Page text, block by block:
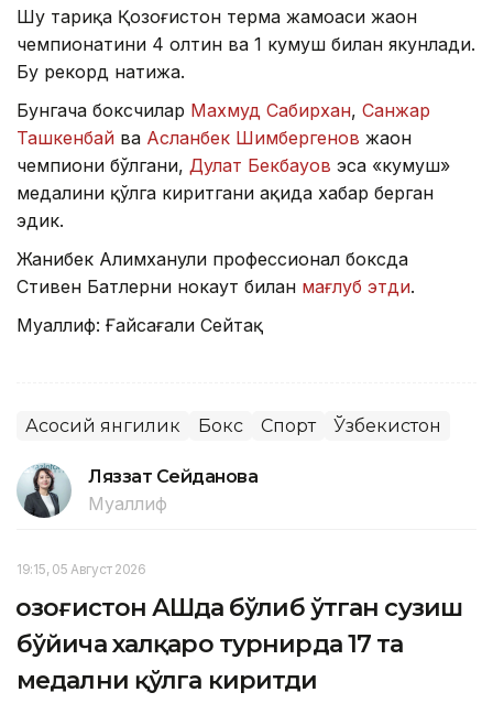
Шу тариқа Қозоғистон терма жамоаси жаҳон
чемпионатини 4 олтин ва 1 кумуш билан якунлади.
Бу рекорд натижа.
Бунгача боксчилар Махмуд Сабирхан, Санжар
Ташкенбай ва Асланбек Шимбергенов жаҳон
чемпиони бўлгани, Дулат Бекбауов эса «кумуш»
медалини қўлга киритгани ҳақида хабар берган
эдик.
Жанибек Алимханули профессионал боксда
Стивен Батлерни нокаут билан мағлуб этди.
Муаллиф: Ғайсағали Сейтақ
Асосий янгилик Бокс Спорт Ўзбекистон
Ляззат Сейданова
Муаллиф
19:15, 05 Август 2026
Қозоғистон АҚШда бўлиб ўтган сузиш
бўйича халқаро турнирда 17 та
медални қўлга киритди